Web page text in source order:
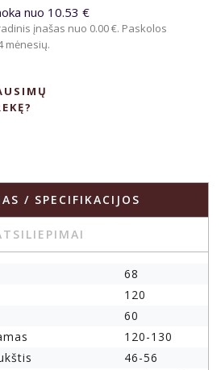
nuo 10.53 €
įnašas nuo 0.00 €. Paskolos
mėnesių.
/ SPECIFIKACIJOS
68
120
60
120-130
46-56